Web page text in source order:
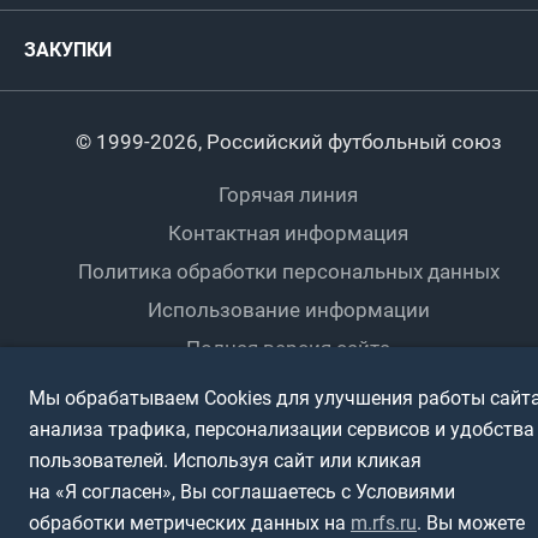
Турниры клубов
Регионы
Пляжный
Футбольное двоеборье
Любители
Спортшколы
Дети
Ветераны
ЗАКУПКИ
© 1999-2026, Российский футбольный союз
Горячая линия
Контактная информация
Политика обработки персональных данных
Использование информации
Полная версия сайта
Мы обрабатываем Cookies для улучшения работы
анализа трафика, персонализации сервисов и удобства
пользователей. Используя сайт или кликая
на «Я согласен», Вы соглашаетесь с Условиями
обработки метрических данных на m.rfs.ru. Вы можете